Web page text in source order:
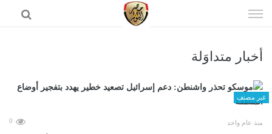
الى
أخبار متداوَلة
غير مصنف
منذ عام واحد 0